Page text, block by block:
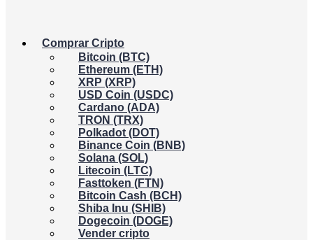
Comprar Cripto
Bitcoin (BTC)
Ethereum (ETH)
XRP (XRP)
USD Coin (USDC)
Cardano (ADA)
TRON (TRX)
Polkadot (DOT)
Binance Coin (BNB)
Solana (SOL)
Litecoin (LTC)
Fasttoken (FTN)
Bitcoin Cash (BCH)
Shiba Inu (SHIB)
Dogecoin (DOGE)
Vender cripto